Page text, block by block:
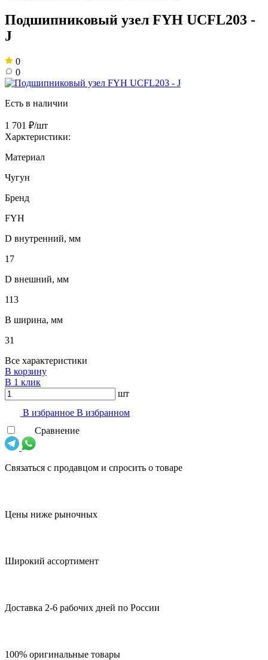
Подшипниковый узел FYH UCFL203 -
J
0
0
Есть в наличии
1 701 ₽/шт
Харктеристики:
Материал
Чугун
Бренд
FYH
D внутренний, мм
17
D внешний, мм
113
B ширина, мм
31
Все характеристики
В корзину
В 1 клик
шт
В избранноe В избранном
Сравнение
Связаться с продавцом и спросить о товаре
Цены ниже рыночных
Широкий ассортимент
Доставка 2-6 рабочих дней по России
100% оригинальные товары